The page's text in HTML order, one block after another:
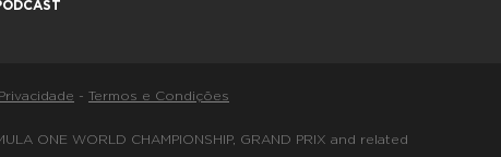
- Termos e Condições
ONE WORLD CHAMPIONSHIP, GRAND PRIX and related